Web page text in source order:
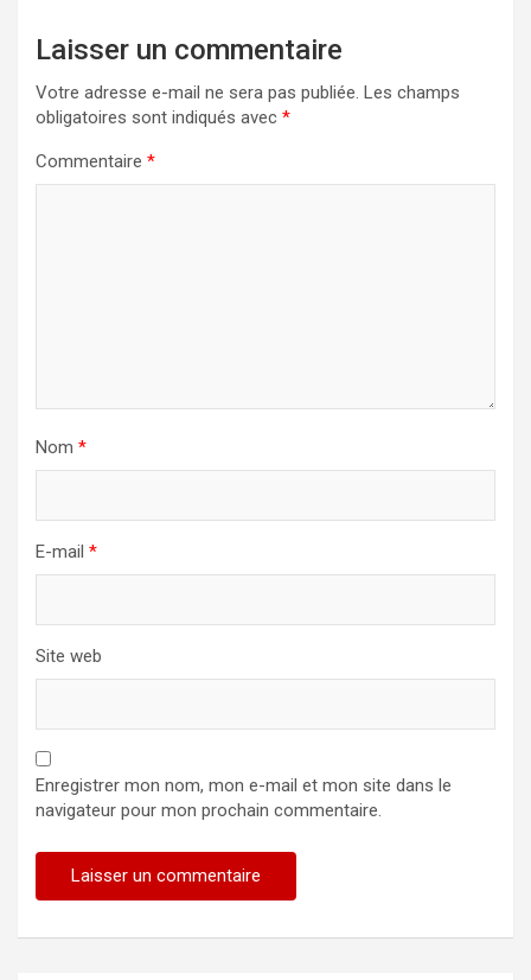
Laisser un commentaire
Votre adresse e-mail ne sera pas publiée. Les champs
obligatoires sont indiqués avec *
Commentaire *
Nom *
E-mail *
Site web
Enregistrer mon nom, mon e-mail et mon site dans le
navigateur pour mon prochain commentaire.